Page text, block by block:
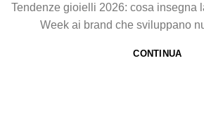
Tendenze gioielli 2026: cosa insegna
Week ai brand che sviluppano
CONTINUA